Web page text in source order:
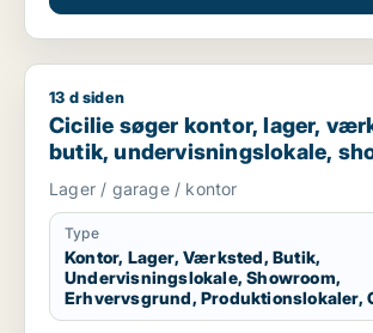
Cicilie søger kontor, lager, værksted,
13 d siden
Cicilie søger kontor, lager,
butik, undervisningslokale,
erhvervsgrund,
garage til leje i Region Sjælland
Nordsjælland
Lager / garage / kontor
Type
Kontor, Lager, Værksted, Butik,
Undervisningslokale, Showroom,
Erhvervsgrund, Produktionslokaler,